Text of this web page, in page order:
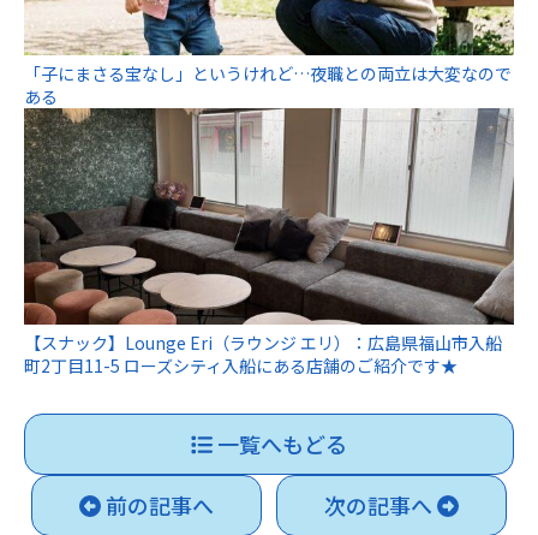
「子にまさる宝なし」というけれど…夜職との両立は大変なので
ある
【スナック】Lounge Eri（ラウンジ エリ）：広島県福山市入船
町2丁目11-5 ローズシティ入船にある店舗のご紹介です★
一覧へもどる
前の記事へ
次の記事へ